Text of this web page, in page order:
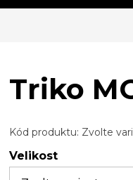
Triko
Kód produktu: Zvolte
Velikost